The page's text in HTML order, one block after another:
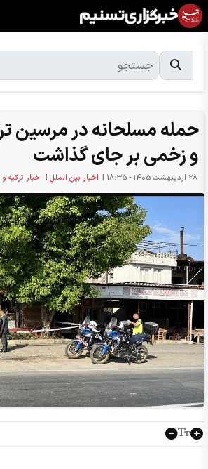
و زخمی بر جای گذاشت
28 ارديبهشت 1405 - 18:35 | اخبار بین الملل | اخبار ترکیه و